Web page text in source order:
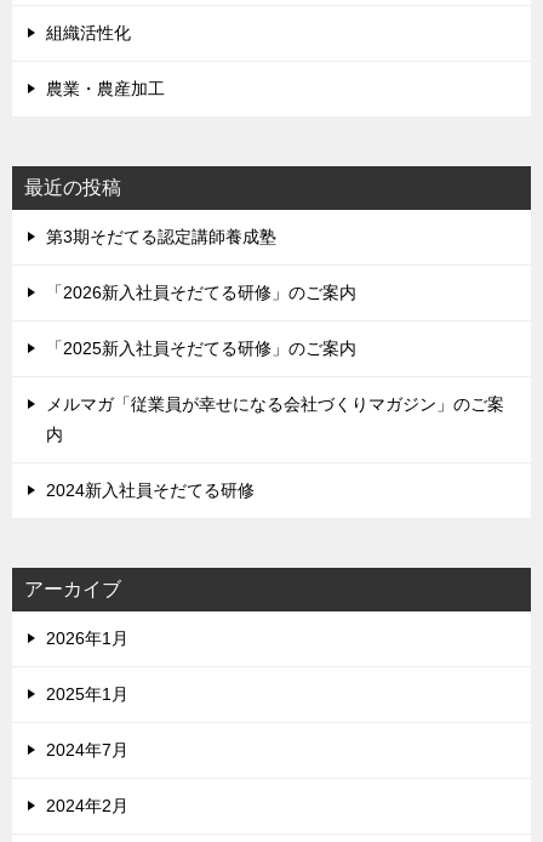
組織活性化
農業・農産加工
最近の投稿
第3期そだてる認定講師養成塾
「2026新入社員そだてる研修」のご案内
「2025新入社員そだてる研修」のご案内
メルマガ「従業員が幸せになる会社づくりマガジン」のご案
内
2024新入社員そだてる研修
アーカイブ
2026年1月
2025年1月
2024年7月
2024年2月